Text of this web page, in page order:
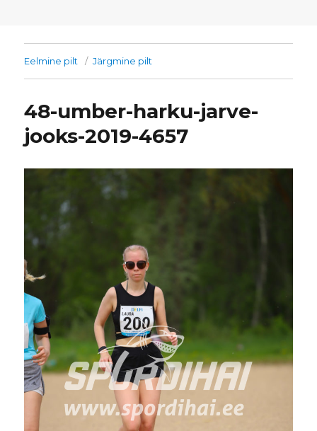
Eelmine pilt Järgmine pilt
48-umber-harku-jarve-
jooks-2019-4657